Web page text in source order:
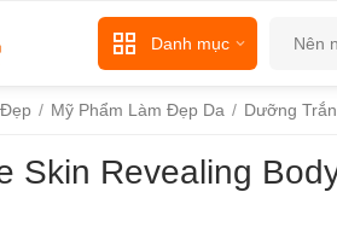
Danh mục
/ Mỹ Phẩm Làm Đẹp Da / Dưỡng
Skin Revealing